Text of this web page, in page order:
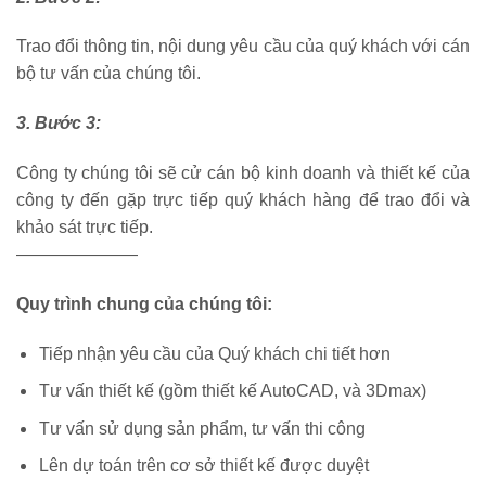
Trao đổi thông tin, nội dung yêu cầu của quý khách với cán
bộ tư vấn của chúng tôi.
3. Bước 3:
Công ty chúng tôi sẽ cử cán bộ kinh doanh và thiết kế của
công ty đến gặp trực tiếp quý khách hàng để trao đổi và
khảo sát trực tiếp.
———————
Quy trình chung của chúng tôi:
Tiếp nhận yêu cầu của Quý khách chi tiết hơn
Tư vấn thiết kế (gồm thiết kế AutoCAD, và 3Dmax)
Tư vấn sử dụng sản phẩm, tư vấn thi công
Lên dự toán trên cơ sở thiết kế được duyệt